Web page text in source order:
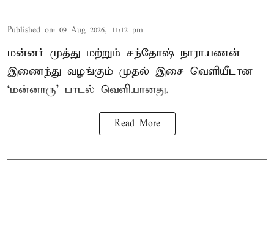
Published on: 09 Aug 2026, 11:12 pm
மன்னர் முத்து மற்றும் சந்தோஷ் நாராயணன்
இணைந்து வழங்கும் முதல் இசை வெளியீடான
‘மன்னாரு’ பாடல் வெளியானது.
Read More